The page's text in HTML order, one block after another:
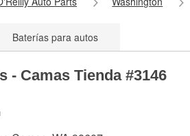
Baterías para autos
- Camas Tienda #3146